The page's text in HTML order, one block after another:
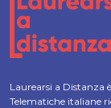
Laurearsi a Distanza
Telematiche italiane